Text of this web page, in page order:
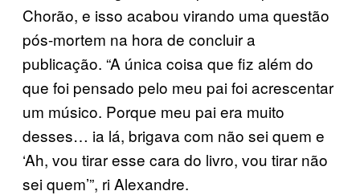
Chorão, e isso acabou virando uma questão
pós-mortem na hora de concluir a
publicação. “A única coisa que fiz além do
que foi pensado pelo meu pai foi acrescentar
um músico. Porque meu pai era muito
desses… ia lá, brigava com não sei quem e
‘Ah, vou tirar esse cara do livro, vou tirar não
sei quem’”, ri Alexandre.